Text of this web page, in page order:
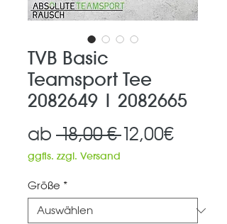
TVB Basic
Teamsport Tee
2082649 | 2082665
ab 18,00 € Standardpreis
12,00€Sale-
ggfls. zzgl. Versand
Größe *